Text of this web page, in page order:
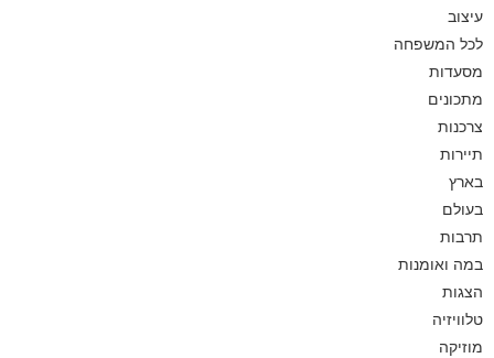
עיצוב
לכל המשפחה
מסעדות
מתכונים
צרכנות
תיירות
בארץ
בעולם
תרבות
במה ואומנות
הצגות
טלוויזיה
מוזיקה